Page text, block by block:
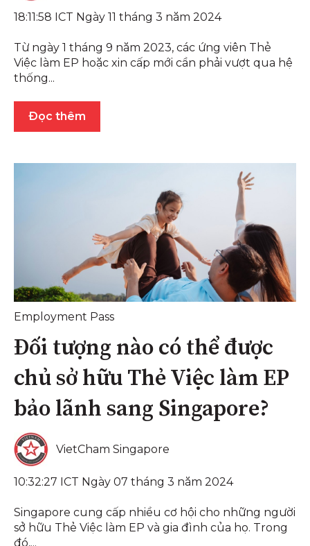
18:11:58 ICT Ngày 11 tháng 3 năm 2024
Từ ngày 1 tháng 9 năm 2023, các ứng viên Thẻ
Việc làm EP hoặc xin cấp mới cần phải vượt qua hệ
thống...
Đọc thêm
Employment Pass
Đối tượng nào có thể được
chủ sở hữu Thẻ Việc làm EP
bảo lãnh sang Singapore?
VietCham Singapore
10:32:27 ICT Ngày 07 tháng 3 năm 2024
Singapore cung cấp nhiều cơ hội cho những người
sở hữu Thẻ Việc làm EP và gia đình của họ. Trong
đó,...